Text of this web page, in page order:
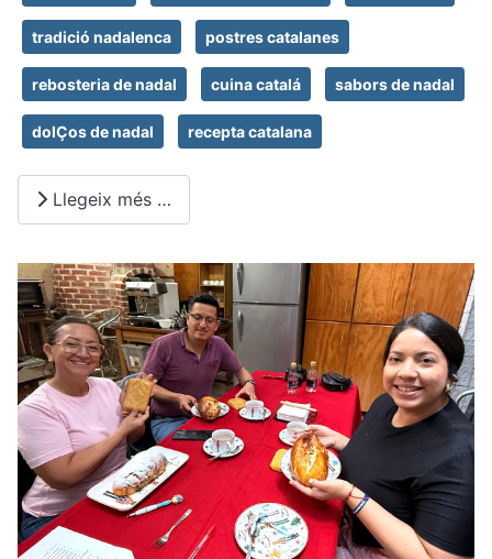
tradició nadalenca postres catalanes
rebosteria de nadal cuina catalá sabors de nadal
dolÇos de nadal recepta catalana
Llegeix més …